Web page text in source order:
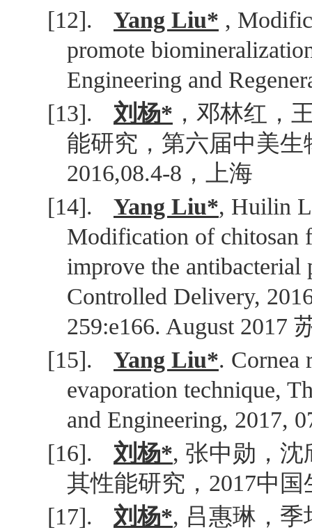
[12].
Yang Liu* ,
promote
Engineering and
[13].
刘杨* ，邓林红，
能研究，第六届中美
2016,08.4-8 ，上海
[14].
Yang Liu*, Huilin
Modification of chitosan
improve the
Controlled Delivery,
259:e166. August 2017
[15].
Yang Liu*. Cornea
evaporation technique,
and Engineering, 2017,
[16].
刘杨*, 张中勋，沈
其性能研究， 2017中国
[17].
刘杨*, 吕惠琳，季